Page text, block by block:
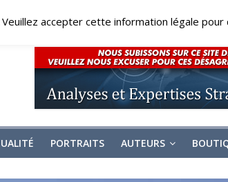
PORTRAITS AUTEURS
accepter cette information légale pour